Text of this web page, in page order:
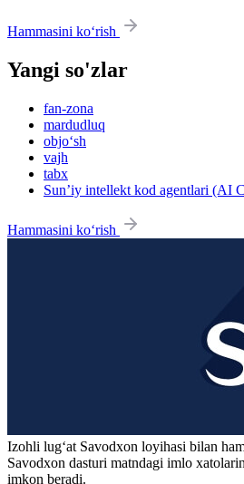
Hammasini ko‘rish
Yangi so'zlar
fan-zona
mardudluq
objo‘sh
vajh
tabx
Sun’iy intellekt kod agentlari (AI
Hammasini ko‘rish
Izohli lugʻat Savodxon loyihasi bilan
Savodxon dasturi matndagi imlo
imkon beradi.